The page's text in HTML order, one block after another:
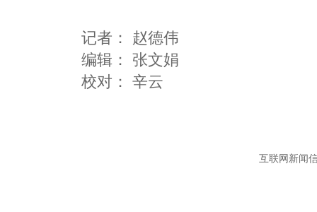
记者： 赵德伟
编辑： 张文娟
互联网新闻